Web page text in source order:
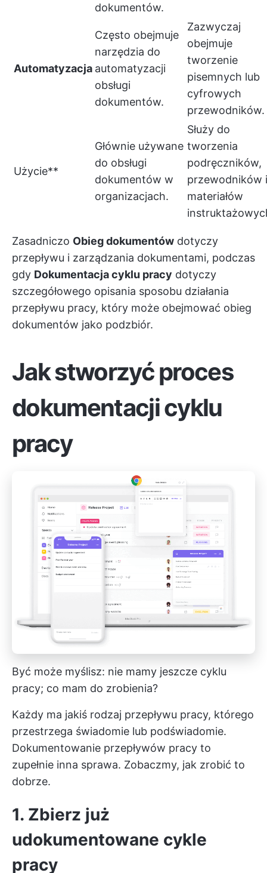
dokumentów.
Automatyzacja
Często obejmuje
narzędzia do
automatyzacji
obsługi
dokumentów.
Zazwyczaj
obejmuje
tworzenie
pisemnych lub
cyfrowych
przewodników.
Użycie**
Głównie używane
do obsługi
dokumentów w
organizacjach.
Służy do
tworzenia
podręczników,
przewodników i
materiałów
Zasadniczo Obieg dokumentów dotyczy
przepływu i zarządzania dokumentami, podczas
gdy Dokumentacja cyklu pracy dotyczy
szczegółowego opisania sposobu działania
przepływu pracy, który może obejmować obieg
dokumentów jako podzbiór.
Jak stworzyć proces
dokumentacji cyklu
pracy
Być może myślisz: nie mamy jeszcze cyklu
pracy; co mam do zrobienia?
Każdy ma jakiś rodzaj przepływu pracy, którego
przestrzega świadomie lub podświadomie.
Dokumentowanie przepływów pracy to
zupełnie inna sprawa. Zobaczmy, jak zrobić to
dobrze.
1. Zbierz już
udokumentowane cykle
pracy